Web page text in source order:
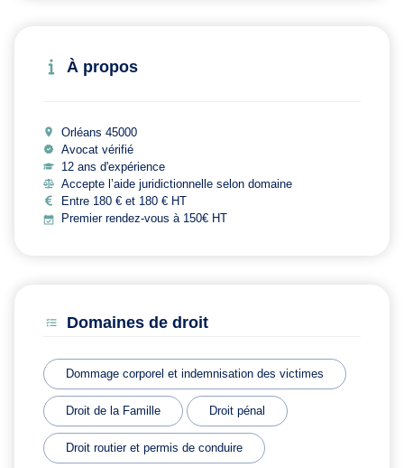
À propos
Orléans 45000
Avocat vérifié
12 ans d'expérience
Accepte l’aide juridictionnelle selon domaine
Entre 180 € et 180 € HT
Premier rendez-vous à 150€ HT
Domaines de droit
Dommage corporel et indemnisation des victimes
Droit de la Famille Droit pénal
Droit routier et permis de conduire